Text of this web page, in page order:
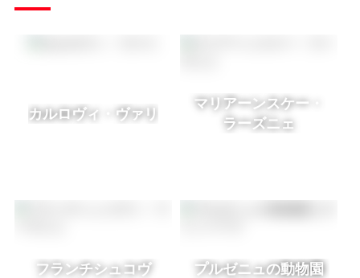
カルロヴィ・ヴァリ
マリアーンスケー・
ラーズニェ
フランチシュコヴ
プルゼニュの動物園